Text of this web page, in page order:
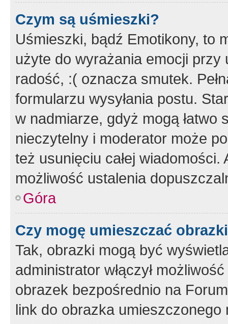
Czym są uśmieszki?
Uśmieszki, bądź Emotikony, to
użyte do wyrażania emocji
radość, :( oznacza smutek.
formularzu wysyłania postu.
w nadmiarze, gdyż mogą
nieczytelny i moderator może
też usunięciu całej
możliwość ustalenia
Góra
Czy mogę umieszczać
Tak, obrazki mogą być
administrator włączył
obrazek bezpośrednio na
link do obrazka